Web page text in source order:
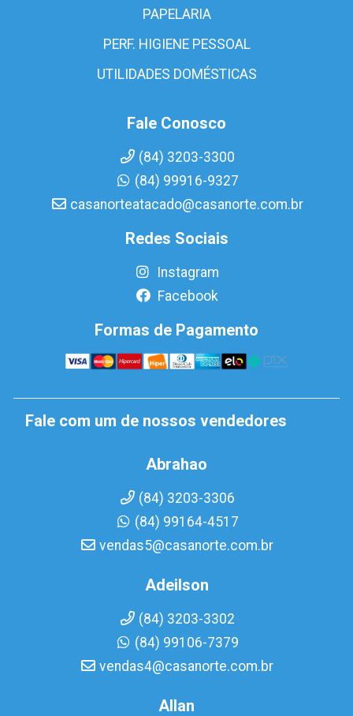
PAPELARIA
PERF. HIGIENE PESSOAL
UTILIDADES DOMÉSTICAS
Fale Conosco
(84) 3203-3300
(84) 99916-9327
casanorteatacado@casanorte.com.br
Redes Sociais
Instagram
Facebook
Formas de Pagamento
Fale com um de nossos vendedores
Abrahao
(84) 3203-3306
(84) 99164-4517
vendas5@casanorte.com.br
Adeilson
(84) 3203-3302
(84) 99106-7379
vendas4@casanorte.com.br
Allan